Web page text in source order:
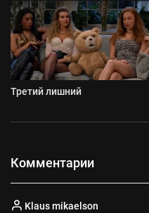
Третий лишний
Комментарии
Klaus mikaelson